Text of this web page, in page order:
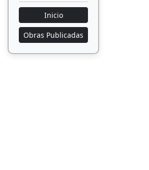
Inicio
Obras Publicadas